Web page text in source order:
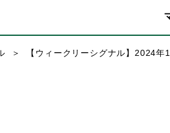
【ウィークリーシグナル】2024年